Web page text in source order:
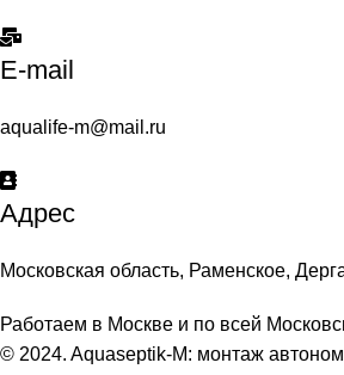
E-mail
aqualife-m@mail.ru
Адрес
Московская область, Раменское,
Работаем в Москве и по всей
© 2024. Aquaseptik-M: монтаж